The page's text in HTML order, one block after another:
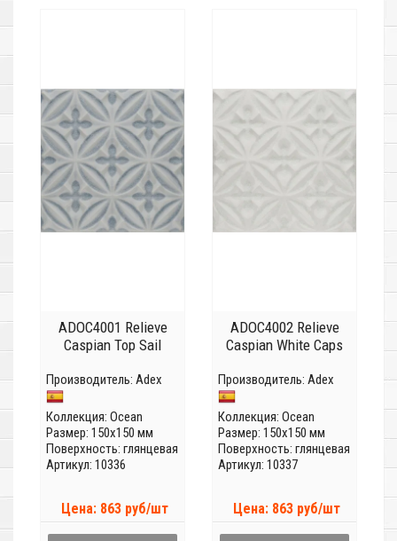
ADOC4001 Relieve
Caspian Top Sail
Производитель: Adex
Коллекция: Ocean
Размер: 150x150 мм
Поверхность: глянцевая
Артикул: 10336
Цена: 863 руб/шт
ADOC4002 Relieve
Caspian White Caps
Производитель: Adex
Коллекция: Ocean
Размер: 150x150 мм
Поверхность: глянцевая
Артикул: 10337
Цена: 863 руб/шт